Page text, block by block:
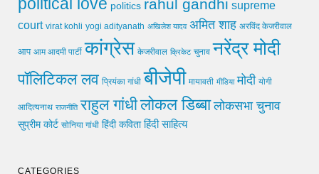
political love politics rahul gandhi supreme
court virat kohli yogi adityanath अखिलेश यादव अमित शाह अरविंद केजरीवाल
आप आम आदमी पार्टी कांग्रेस केजरीवाल क्रिकेट चुनाव नरेंद्र मोदी
पॉलिटिकल लव प्रियंका गांधी बीजेपी मायावती मीडिया मोदी योगी
आदित्यनाथ राजनीति राहुल गांधीलोकल डिब्बा लोकसभा चुनाव
सुप्रीम कोर्ट सोनिया गांधी हिंदी कविता हिंदी साहित्य
CATEGORIES